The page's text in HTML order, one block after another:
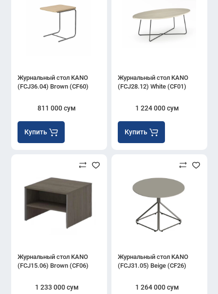
Журнальный стол KANO
(FCJ36.04) Brown (CF60)
811 000 сум
Купить
Журнальный стол KANO
(FCJ28.12) White (CF01)
1 224 000 сум
Купить
Журнальный стол KANO
(FCJ15.06) Brown (CF06)
1 233 000 сум
Журнальный стол KANO
(FCJ31.05) Beige (CF26)
1 264 000 сум